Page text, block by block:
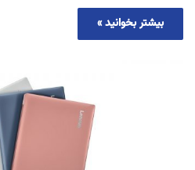
بیشتر بخوانید »